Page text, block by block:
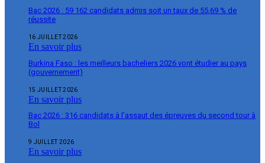
Bac 2026 : 59 162 candidats admis soit un taux de 55,69 % de
réussite
16 JUILLET 2026
En savoir plus
Burkina Faso : les meilleurs bacheliers 2026 vont étudier au pays
(gouvernement)
15 JUILLET 2026
En savoir plus
Bac 2026 : 316 candidats à l’assaut des épreuves du second tour à
Bol
9 JUILLET 2026
En savoir plus